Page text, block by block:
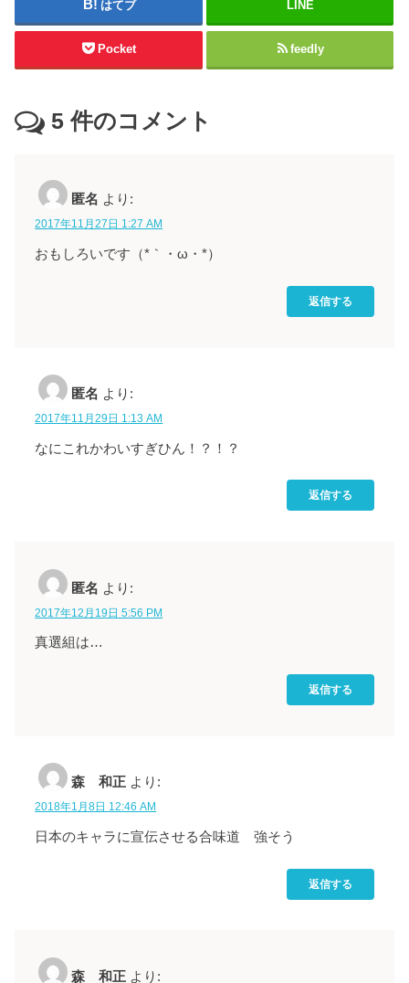
はてブ LINE
Pocket feedly
5 件のコメント
匿名 より:
2017年11月27日 1:27 AM
おもしろいです（*｀・ω・*）ゞ
返信する
匿名 より:
2017年11月29日 1:13 AM
なにこれかわいすぎひん！？！？
返信する
匿名 より:
2017年12月19日 5:56 PM
真選組は…
返信する
森 和正 より:
2018年1月8日 12:46 AM
日本のキャラに宣伝させる合味道 強そう
返信する
森 和正 より: